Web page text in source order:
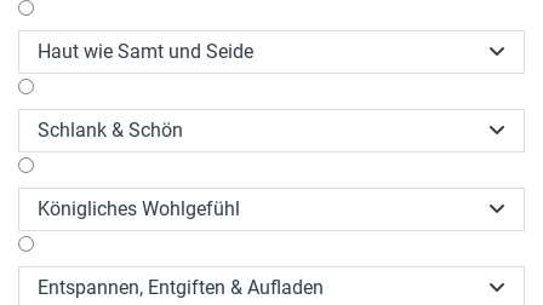
Haut wie Samt und Seide 
Schlank & Schön 
Königliches Wohlgefühl 
Entspannen, Entgiften & Aufladen 